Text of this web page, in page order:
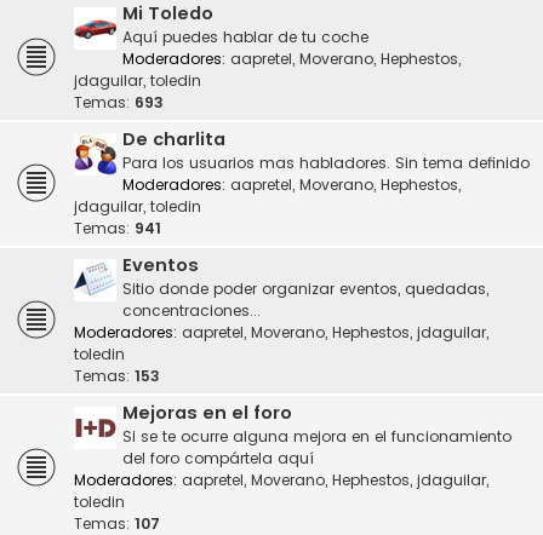
Mi Toledo
Aquí puedes hablar de tu coche
Moderadores: aapretel, Moverano, Hephestos,
jdaguilar, toledin
Temas: 693
De charlita
Para los usuarios mas habladores. Sin tema definido
Moderadores: aapretel, Moverano, Hephestos,
jdaguilar, toledin
Temas: 941
Eventos
Sitio donde poder organizar eventos, quedadas,
concentraciones...
Moderadores: aapretel, Moverano, Hephestos, jdaguilar,
toledin
Temas: 153
Mejoras en el foro
Si se te ocurre alguna mejora en el funcionamiento
del foro compártela aquí
Moderadores: aapretel, Moverano, Hephestos, jdaguilar,
toledin
Temas: 107